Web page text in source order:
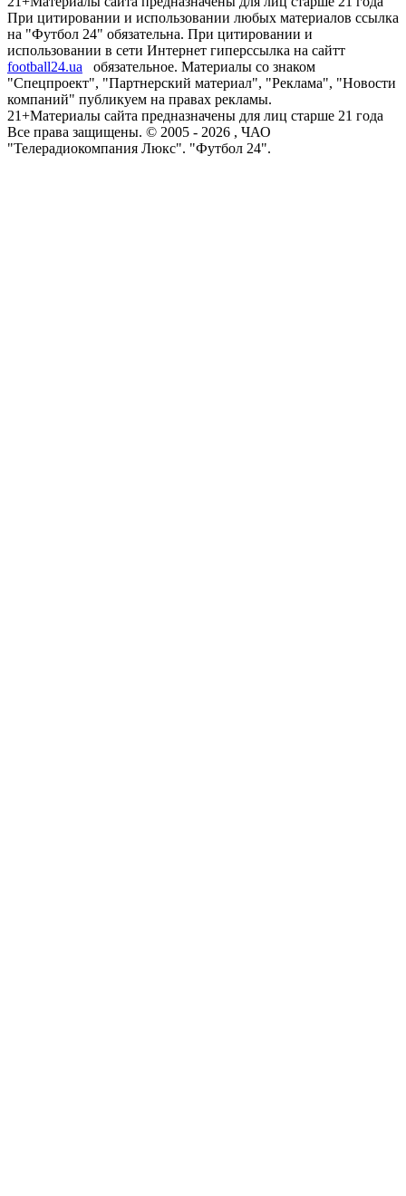
При цитировании и использовании любых материалов ссылка
на "Футбол 24" обязательна. При цитировании и
использовании в сети Интернет гиперссылка на сайтт
football24.ua
обязательное. Материалы со знаком
"Спецпроект", "Партнерский материал", "Реклама", "Новости
компаний" публикуем на правах рекламы.
21+Материалы сайта предназначены для лиц старше 21 года
Все права защищены. © 2005 - 2026 , ЧАО
"Телерадиокомпания Люкс". "Футбол 24".